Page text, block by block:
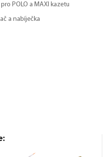
POLO a MAXI kazetu
a nabíječka